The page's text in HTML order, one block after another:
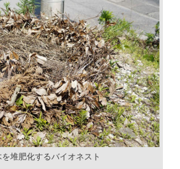
堆肥化するバイオネスト